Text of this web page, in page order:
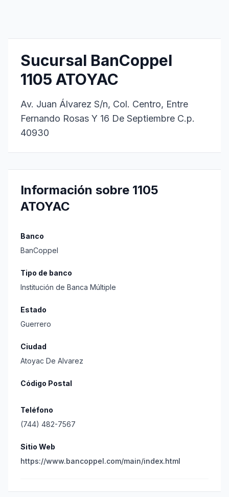
Sucursal BanCoppel
1105 ATOYAC
Av. Juan Álvarez S/n, Col. Centro, Entre
Fernando Rosas Y 16 De Septiembre C.p.
40930
Información sobre 1105
ATOYAC
Banco
BanCoppel
Tipo de banco
Institución de Banca Múltiple
Estado
Guerrero
Ciudad
Atoyac De Alvarez
Código Postal
Teléfono
(744) 482-7567
Sitio Web
https://www.bancoppel.com/main/index.html